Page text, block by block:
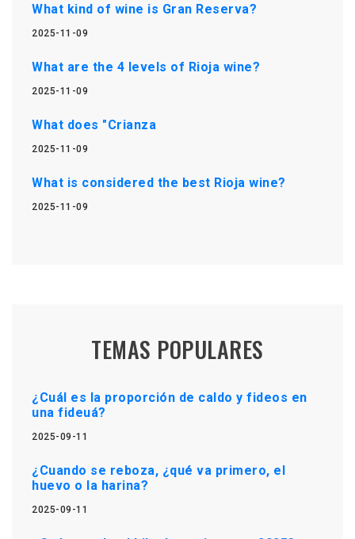
What kind of wine is Gran Reserva?
2025-11-09
What are the 4 levels of Rioja wine?
2025-11-09
What does "Crianza
2025-11-09
What is considered the best Rioja wine?
2025-11-09
TEMAS POPULARES
¿Cuál es la proporción de caldo y fideos en
una fideuá?
2025-09-11
¿Cuando se reboza, ¿qué va primero, el
huevo o la harina?
2025-09-11